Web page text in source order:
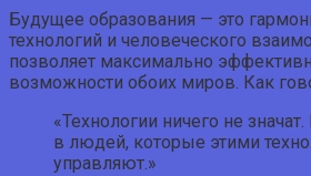
Будущее образования — это
технологий и человеческого
позволяет максимально
возможности обоих миров. Как
«Технологии ничего не
в людей, которые этими
управляют.»